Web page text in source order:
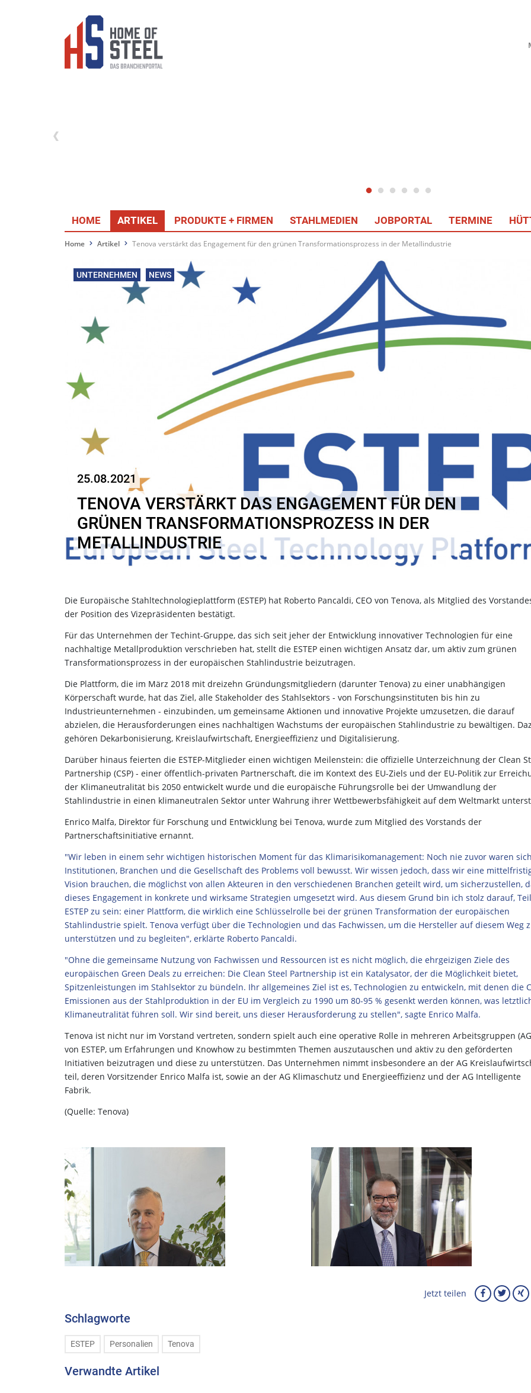
HOME ARTIKEL PRODUKTE + FIRMEN STAHLMEDIEN JOBPORTAL TERMINE
Home Artikel Tenova verstärkt das Engagement für den grünen Transformationsprozess in der Metallindustrie
UNTERNEHMEN NEWS
25.08.2021
TENOVA VERSTÄRKT DAS ENGAGEMENT FÜR DEN
GRÜNEN TRANSFORMATIONSPROZESS IN DER
METALLINDUSTRIE
Die Europäische Stahltechnologieplattform (ESTEP) hat Roberto Pancaldi, CEO von Tenova, als Mitglied des
der Position des Vizepräsidenten bestätigt.
Für das Unternehmen der Techint-Gruppe, das sich seit jeher der Entwicklung innovativer Technologien für eine
nachhaltige Metallproduktion verschrieben hat, stellt die ESTEP einen wichtigen Ansatz dar, um aktiv zum grünen
Transformationsprozess in der europäischen Stahlindustrie beizutragen.
Die Plattform, die im März 2018 mit dreizehn Gründungsmitgliedern (darunter Tenova) zu einer unabhängigen
Körperschaft wurde, hat das Ziel, alle Stakeholder des Stahlsektors - von Forschungsinstituten bis hin zu
Industrieunternehmen - einzubinden, um gemeinsame Aktionen und innovative Projekte umzusetzen, die darauf
abzielen, die Herausforderungen eines nachhaltigen Wachstums der europäischen Stahlindustrie zu bewältigen.
gehören Dekarbonisierung, Kreislaufwirtschaft, Energieeffizienz und Digitalisierung.
Darüber hinaus feierten die ESTEP-Mitglieder einen wichtigen Meilenstein: die offizielle Unterzeichnung der Clean
Partnership (CSP) - einer öffentlich-privaten Partnerschaft, die im Kontext des EU-Ziels und der EU-Politik zur
der Klimaneutralität bis 2050 entwickelt wurde und die europäische Führungsrolle bei der Umwandlung der
Stahlindustrie in einen klimaneutralen Sektor unter Wahrung ihrer Wettbewerbsfähigkeit auf dem Weltmarkt
Enrico Malfa, Direktor für Forschung und Entwicklung bei Tenova, wurde zum Mitglied des Vorstands der
Partnerschaftsinitiative ernannt.
"Wir leben in einem sehr wichtigen historischen Moment für das Klimarisikomanagement: Noch nie zuvor waren
Institutionen, Branchen und die Gesellschaft des Problems voll bewusst. Wir wissen jedoch, dass wir eine
Vision brauchen, die möglichst von allen Akteuren in den verschiedenen Branchen geteilt wird, um sicherzustellen,
dieses Engagement in konkrete und wirksame Strategien umgesetzt wird. Aus diesem Grund bin ich stolz darauf,
ESTEP zu sein: einer Plattform, die wirklich eine Schlüsselrolle bei der grünen Transformation der europäischen
Stahlindustrie spielt. Tenova verfügt über die Technologien und das Fachwissen, um die Hersteller auf diesem Weg
unterstützen und zu begleiten", erklärte Roberto Pancaldi.
"Ohne die gemeinsame Nutzung von Fachwissen und Ressourcen ist es nicht möglich, die ehrgeizigen Ziele des
europäischen Green Deals zu erreichen: Die Clean Steel Partnership ist ein Katalysator, der die Möglichkeit bietet,
Spitzenleistungen im Stahlsektor zu bündeln. Ihr allgemeines Ziel ist es, Technologien zu entwickeln, mit denen die
Emissionen aus der Stahlproduktion in der EU im Vergleich zu 1990 um 80-95 % gesenkt werden können, was
Klimaneutralität führen soll. Wir sind bereit, uns dieser Herausforderung zu stellen", sagte Enrico Malfa.
Tenova ist nicht nur im Vorstand vertreten, sondern spielt auch eine operative Rolle in mehreren Arbeitsgruppen
von ESTEP, um Erfahrungen und Knowhow zu bestimmten Themen auszutauschen und aktiv zu den geförderten
Initiativen beizutragen und diese zu unterstützen. Das Unternehmen nimmt insbesondere an der AG
teil, deren Vorsitzender Enrico Malfa ist, sowie an der AG Klimaschutz und Energieeffizienz und der AG Intelligente
Fabrik.
(Quelle: Tenova)
Jetzt teilen
Schlagworte
ESTEP Personalien Tenova
Verwandte Artikel